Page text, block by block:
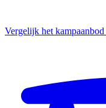
Vergelijk het